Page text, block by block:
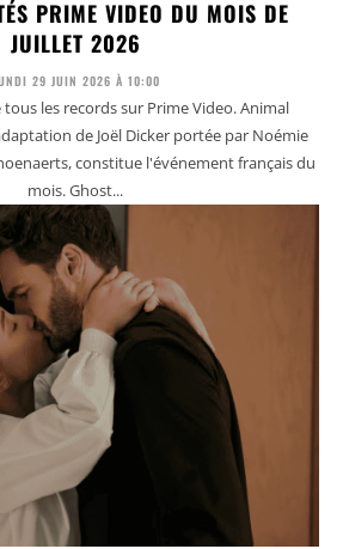
PRIME VIDEO DU MOIS DE
JUILLET 2026
29 JUIN 2026 À 10:00
tous les records sur Prime Video. Animal
de Joël Dicker portée par Noémie
constitue l'événement français du
mois. Ghost...